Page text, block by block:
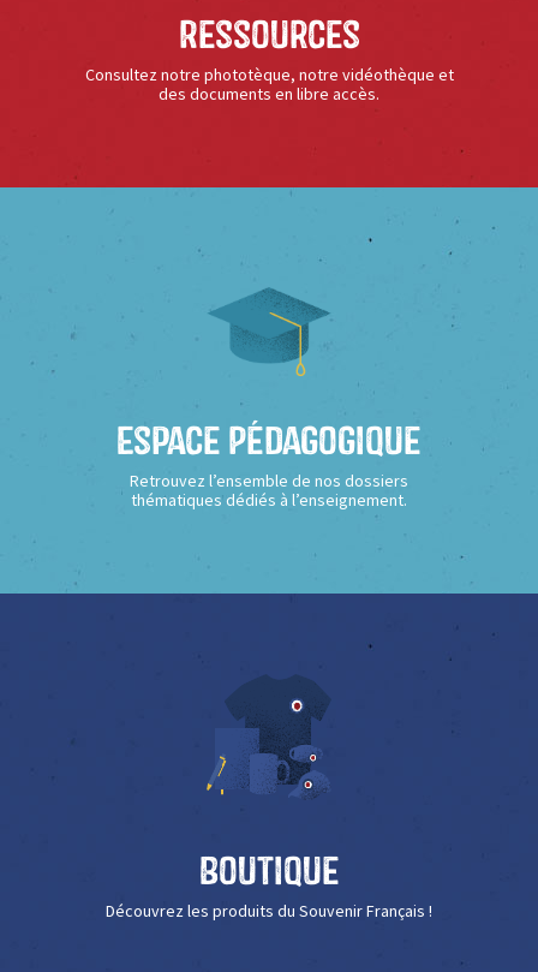
Ressources
Consultez notre phototèque, notre vidéothèque et
des documents en libre accès.
Espace Pédagogique
Retrouvez l’ensemble de nos dossiers
thématiques dédiés à l’enseignement.
Boutique
Découvrez les produits du Souvenir Français !